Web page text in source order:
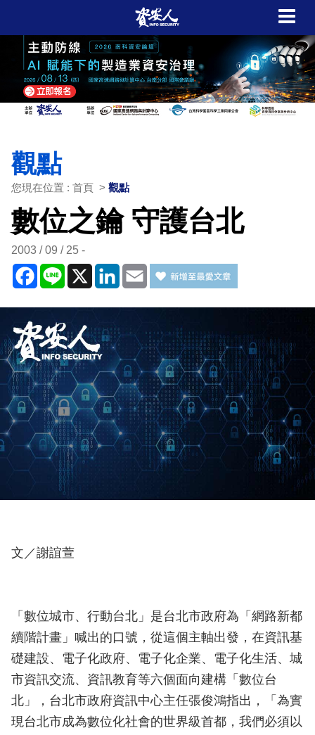
觀點
您現在位置 : 首頁 > 觀點
數位之鑰 守護台北
2003 / 09 / 25
Facebook
Line X LinkedIn
Email
文／謝誼萱
「數位城市、行動台北」是台北市政府為「網路新都
續階計畫」喊出的口號，從這個主軸出發，在資訊基
礎建設、電子化政府、電子化企業、電子化生活、城
市資訊交流、資訊教育等六個面向建構「數位台
北」，台北市政府資訊中心主任張俊鴻指出，「為實
現台北市成為數位化社會的世界級首都，我們必須以